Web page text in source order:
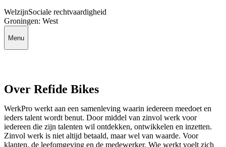
WelzijnSociale rechtvaardigheid
Groningen: West
Menu
Over Refide Bikes
WerkPro werkt aan een samenleving waarin iedereen meedoet en
ieders talent wordt benut. Door middel van zinvol werk voor
iedereen die zijn talenten wil ontdekken, ontwikkelen en inzetten.
Zinvol werk is niet altijd betaald, maar wel van waarde. Voor
klanten, de leefomgeving en de medewerker. Wie werkt voelt zich